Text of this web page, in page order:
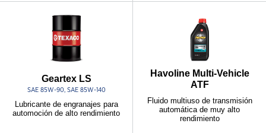
Geartex LS
SAE 85W-90, SAE 85W-140
Lubricante de engranajes para
automoción de alto rendimiento
Havoline Multi-Vehicle
ATF
Fluido multiuso de transmisión
automática de muy alto
rendimiento